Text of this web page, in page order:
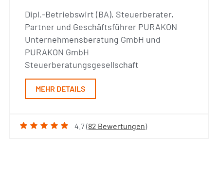
Dipl.-Betriebswirt (BA), Steuerberater,
Partner und Geschäftsführer PURAKON
Unternehmensberatung GmbH und
PURAKON GmbH
Steuerberatungsgesellschaft
MEHR DETAILS
4.7 (82 Bewertungen)